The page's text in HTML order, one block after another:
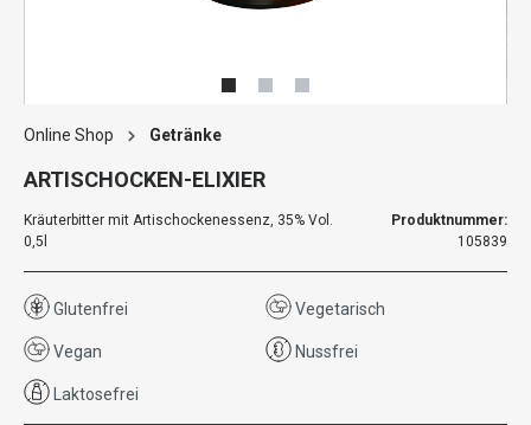
Online Shop Getränke
ARTISCHOCKEN-ELIXIER
Kräuterbitter mit Artischockenessenz, 35% Vol.
0,5l
Produktnummer:
105839
Glutenfrei Vegetarisch
Vegan Nussfrei
Laktosefrei